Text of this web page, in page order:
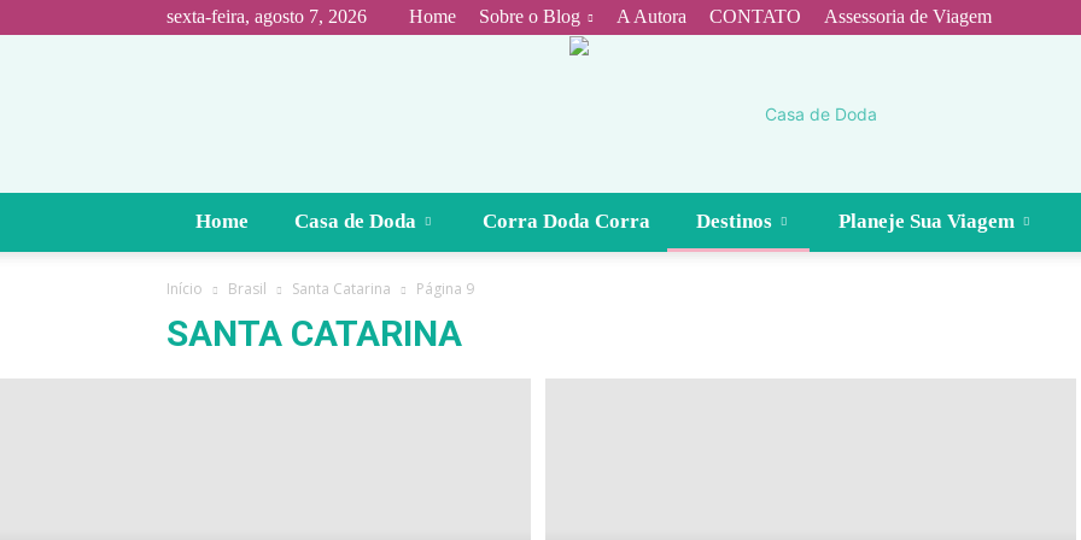
sexta-feira, agosto 7, 2026 Home Sobre o Blog A Autora CONTATO Assessoria de Viagem
Home Casa de Doda Corra Doda Corra Destinos Planeje Sua Viagem
Início Brasil Santa Catarina Página 9
SANTA CATARINA